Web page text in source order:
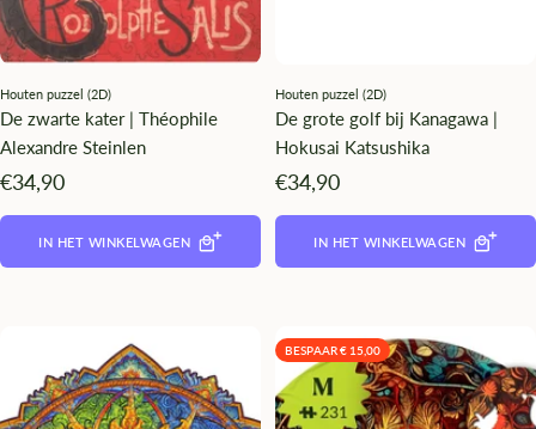
Houten puzzel (2D)
De zwarte kater | Théophile
Alexandre Steinlen
Angebotspreis
€34,90
IN HET WINKELWAGEN
Houten puzzel (2D)
De grote golf bij Kanagawa |
Hokusai Katsushika
Angebotspreis
€34,90
IN HET WINKELWAGEN
BESPAAR € 15,00